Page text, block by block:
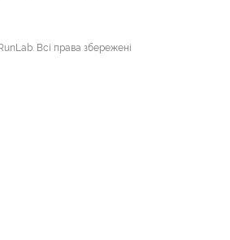
Всі права збережені